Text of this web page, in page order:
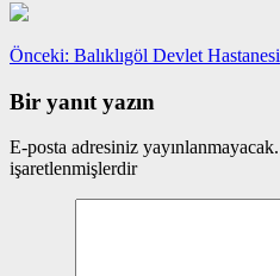
Yazı
gezinmesi
Önceki: Önceki
Balıklıgöl Devlet Hastanesi
Bir yanıt yazın
E-posta adresiniz yayınlanmayacak.
işaretlenmişlerdir